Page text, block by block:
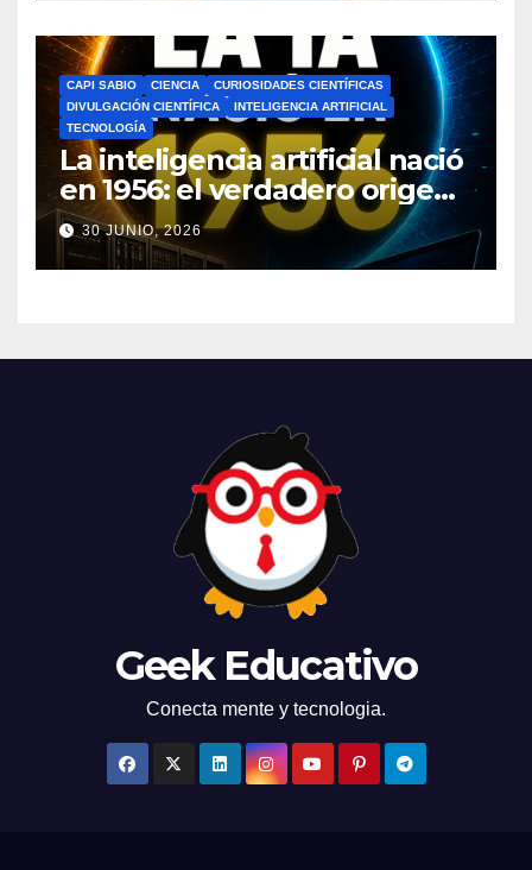
CAPI SABIO CIENCIA
CURIOSIDADES CIENTÍFICAS
DIVULGACIÓN CIENTÍFICA
INTELIGENCIA ARTIFICIAL
TECNOLOGÍA
La inteligencia artificial nació
en 1956: el verdadero origen
de la IA que cambió el
mundo
30 JUNIO, 2026
Geek Educativo
Conecta mente y tecnologia.